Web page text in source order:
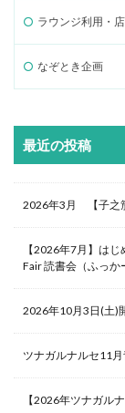
ラウンジ利用・
なぞとき企画
最近の投稿
2026年3月 【子之
【2026年7月】は
Fair 読書会（ふっか
2026年10月3日(土)
ツナガルナルセ11
【2026年ツナガル